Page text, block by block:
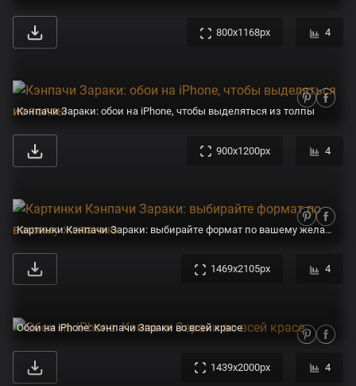
800x1168px 4
Кэнпачи Зараки: обои на iPhone, чтобы выделяться из толпы
900x1200px 4
Картинки Кэнпачи Зараки: выбирайте формат по вашему желанию
1469x2105px 4
Обои на iPhone: Кэнпачи Зараки во всей красе
1439x2000px 4